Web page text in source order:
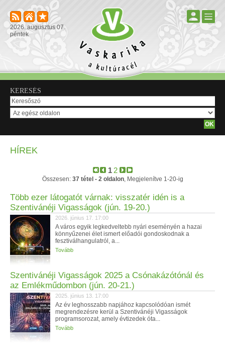
2026. augusztus 07.
péntek
KERESÉS
HÍREK
1 2
Összesen: 37 tétel - 2 oldalon, Megjelenítve 1-20-ig
Több ezer látogatót várnak: visszatér idén is a
Szentivánéji Vigasságok (jún. 19-20.)
2026. június 17. 17:00
A város egyik legkedveltebb nyári eseményén a hazai
könnyűzenei élet ismert előadói gondoskodnak a
fesztiválhangulatról, a...
Tovább
Szentivánéji Vigasságok 2025 a Csónakázótónál és
az Emlékműdombon (jún. 20-21.)
2025. június 13. 17:00
Az év leghosszabb napjához kapcsolódóan ismét
megrendezésre kerül a Szentivánéji Vigasságok
programsorozat, amely évtizedek óta...
Tovább